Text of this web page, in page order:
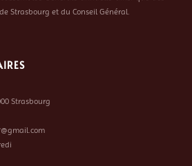
Strasbourg et du Conseil Général.
Strasbourg